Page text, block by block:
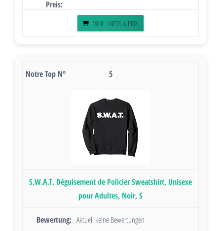
VOIR : INFOS & PRIX
5
S.W.A.T. Déguisement de Policier Sweatshirt, Unisexe
pour Adultes, Noir, S
Aktuell keine Bewertungen